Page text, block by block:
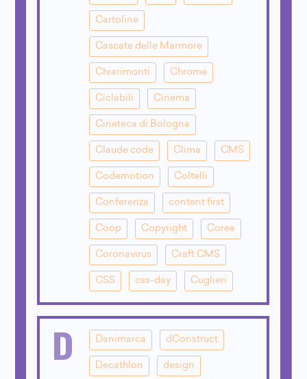
Cartoline
Cascate delle Marmore
Chiarimonti Chrome
Ciclabili Cinema
Cineteca di Bologna
Claude code Clima CMS
Codemotion Coltelli
Conferenza content first
Coop Copyright Corea
Coronavirus Craft CMS
CSS css-day Cuglieri
D Danimarca dConstruct
Decathlon design